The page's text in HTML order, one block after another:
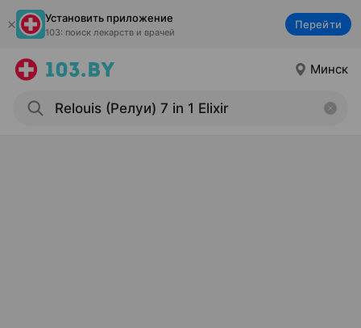
Установить приложение
103: поиск лекарств и врачей
Перейти
Минск